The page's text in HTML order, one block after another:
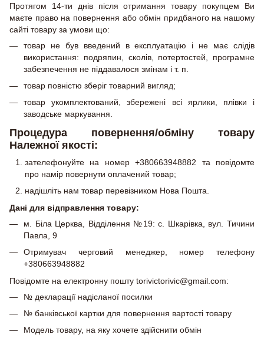
Протягом 14-ти днів після отримання товару покупцем Ви
маєте право на повернення або обмін придбаного на нашому
сайті товару за умови що:
товар не був введений в експлуатацію і не має слідів
використання: подряпин, сколів, потертостей, програмне
забезпечення не піддавалося змінам і т. п.
товар повністю зберіг товарний вигляд;
товар укомплектований, збережені всі ярлики, плівки і
заводське маркування.
Процедура повернення/обміну товару
Належної якості:
зателефонуйте на номер +380663948882 та повідомте
про намір повернути оплачений товар;
надішліть нам товар перевізником Нова Пошта.
Дані для відправлення товару:
м. Біла Церква, Відділення №19: с. Шкарівка, вул. Тичини
Павла, 9
Отримувач черговий менеджер, номер телефону
+380663948882
Повідомте на електронну пошту torivictorivic@gmail.com:
№ декларації надісланої посилки
№ банківської картки для повернення вартості товару
Модель товару, на яку хочете здійснити обмін